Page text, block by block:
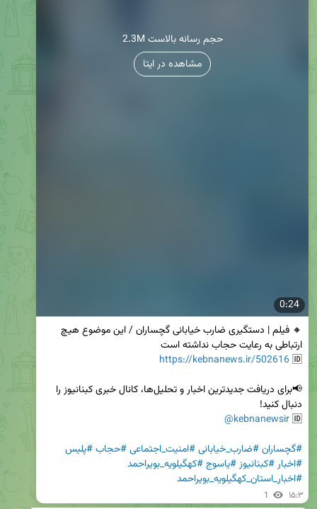
0:24
2.3M حجم رسانه بالاست
مشاهده در ایتا
🆔
https://kebnanews.ir/502616
🆔
@kebnanewsir
#گچساران#ضارب_خیابانی#امنیت_اجتماعی#حجاب#پلیس
#اخبار#کبنانیوز#یاسوج#کهگیلویه_بویراحمد
#اخبار_استان_کهگیلویه_بویراحمد
1 ۱۵:۳